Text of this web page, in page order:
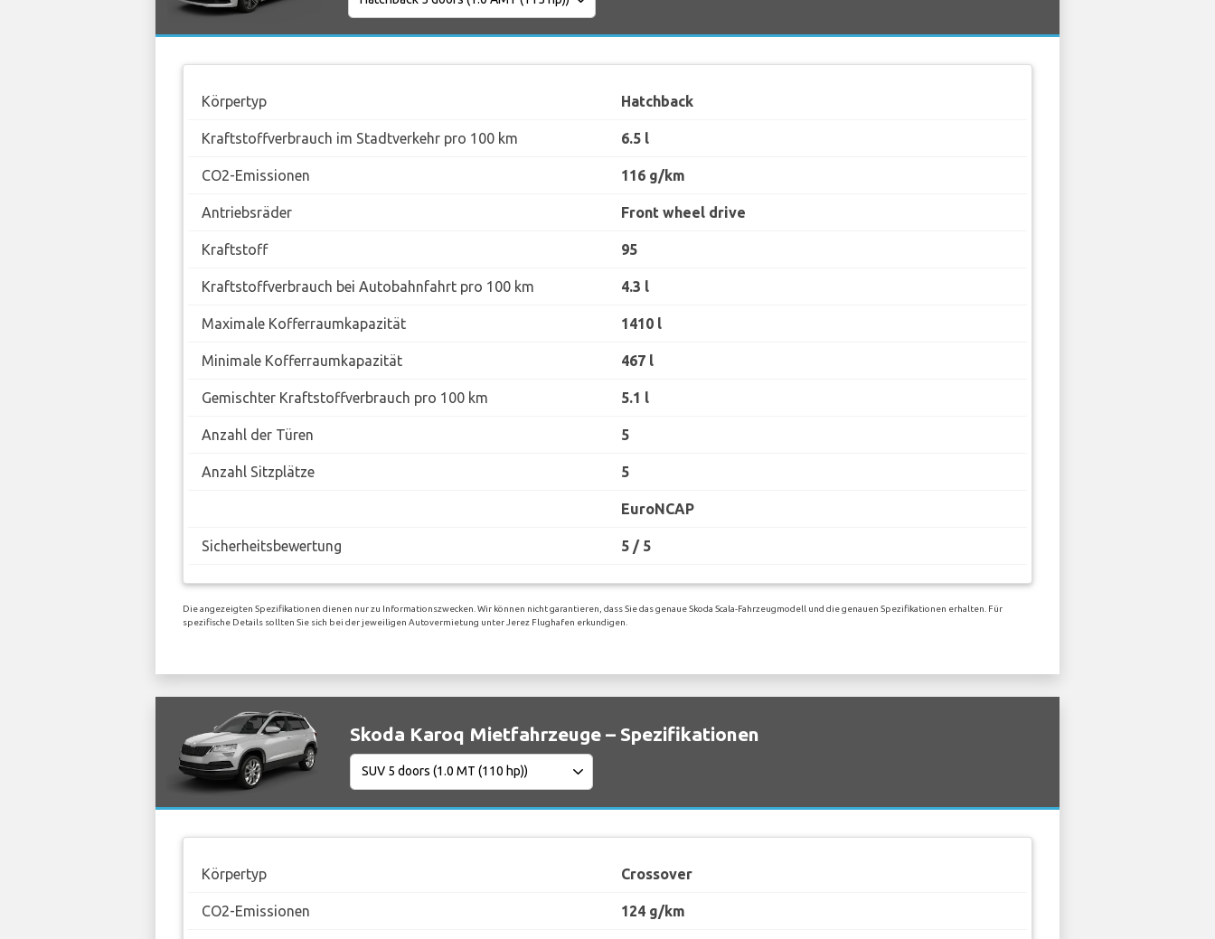
Körpertyp Hatchback
Kraftstoffverbrauch im Stadtverkehr pro 100 km 6.5 l
CO2-Emissionen 116 g/km
Antriebsräder Front wheel drive
Kraftstoff 95
Kraftstoffverbrauch bei Autobahnfahrt pro 100 km 4.3 l
Maximale Kofferraumkapazität 1410 l
Minimale Kofferraumkapazität 467 l
Gemischter Kraftstoffverbrauch pro 100 km 5.1 l
Anzahl der Türen 5
Anzahl Sitzplätze 5
EuroNCAP
Sicherheitsbewertung 5 / 5
Die angezeigten Spezifikationen dienen nur zu Informationszwecken. Wir können nicht garantieren, dass Sie das genaue Skoda Scala-Fahrzeugmodell und die genauen Spezifikationen erhalten. Für
spezifische Details sollten Sie sich bei der jeweiligen Autovermietung unter Jerez Flughafen erkundigen.
Skoda Karoq Mietfahrzeuge – Spezifikationen
Körpertyp Crossover
CO2-Emissionen 124 g/km